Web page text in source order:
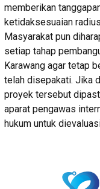
memberikan
ketidaksesuaian
Masyarakat pun
setiap tahap
Karawang agar tetap
telah disepakati. Jika
proyek tersebut
aparat pengawas
hukum untuk